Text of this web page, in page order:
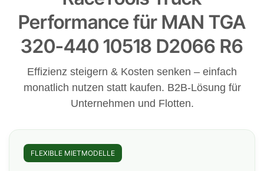
Performance für MAN TGA
320-440 10518 D2066 R6
Effizienz steigern & Kosten senken – einfach
monatlich nutzen statt kaufen. B2B-Lösung für
Unternehmen und Flotten.
FLEXIBLE MIETMODELLE